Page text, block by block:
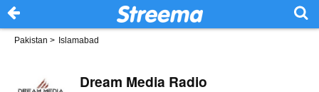
Pakistan > Islamabad
Dream Media Radio